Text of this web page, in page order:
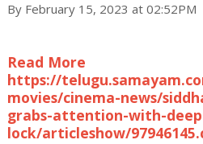
By February 15, 2023 at 02:52PM
Read More
https://
movies/cinema-news/
grabs-attention-with-
lock/articleshow/